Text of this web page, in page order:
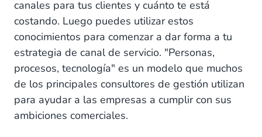
canales para tus clientes y cuánto te está
costando. Luego puedes utilizar estos
conocimientos para comenzar a dar forma a tu
estrategia de canal de servicio. "Personas,
procesos, tecnología" es un modelo que muchos
de los principales consultores de gestión utilizan
para ayudar a las empresas a cumplir con sus
ambiciones comerciales.